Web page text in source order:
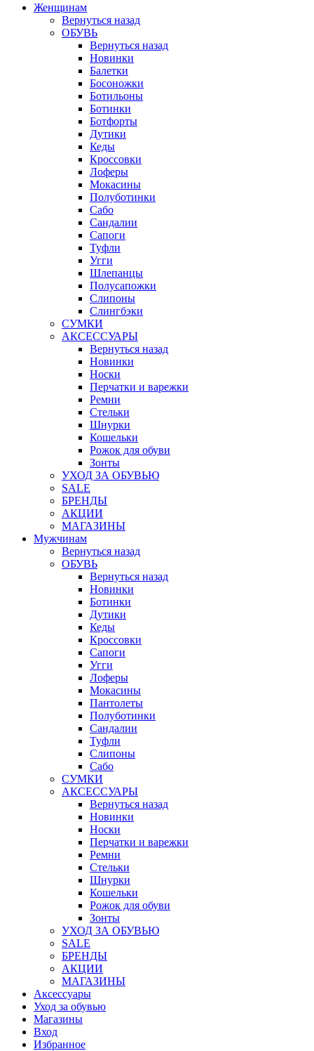
Женщинам
Вернуться назад
ОБУВЬ
Вернуться назад
Новинки
Балетки
Босоножки
Ботильоны
Ботинки
Ботфорты
Дутики
Кеды
Кроссовки
Лоферы
Мокасины
Полуботинки
Сабо
Сандалии
Сапоги
Туфли
Угги
Шлепанцы
Полусапожки
Слипоны
Слингбэки
СУМКИ
АКСЕССУАРЫ
Вернуться назад
Новинки
Носки
Перчатки и варежки
Ремни
Стельки
Шнурки
Кошельки
Рожок для обуви
Зонты
УХОД ЗА ОБУВЬЮ
SALE
БРЕНДЫ
АКЦИИ
МАГАЗИНЫ
Мужчинам
Вернуться назад
ОБУВЬ
Вернуться назад
Новинки
Ботинки
Дутики
Кеды
Кроссовки
Сапоги
Угги
Лоферы
Мокасины
Пантолеты
Полуботинки
Сандалии
Туфли
Слипоны
Сабо
СУМКИ
АКСЕССУАРЫ
Вернуться назад
Новинки
Носки
Перчатки и варежки
Ремни
Стельки
Шнурки
Кошельки
Рожок для обуви
Зонты
УХОД ЗА ОБУВЬЮ
SALE
БРЕНДЫ
АКЦИИ
МАГАЗИНЫ
Аксессуары
Уход за обувью
Магазины
Вход
Избранное